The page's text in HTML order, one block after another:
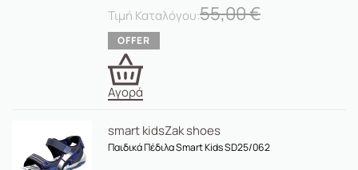
55,00€
Αγορά
smart kidsZak shoes
Παιδικά Πέδιλα Smart Kids SD25/062